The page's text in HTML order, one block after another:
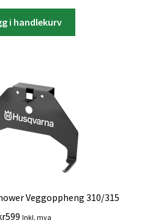
i handlekurv
Veggoppheng 310/315
599 Inkl. mva